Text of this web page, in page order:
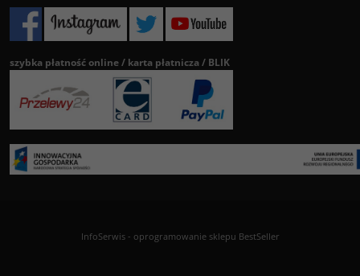
szybka płatność online / karta płatnicza / BLIK
InfoSerwis- oprogramowanie sklepu BestSeller